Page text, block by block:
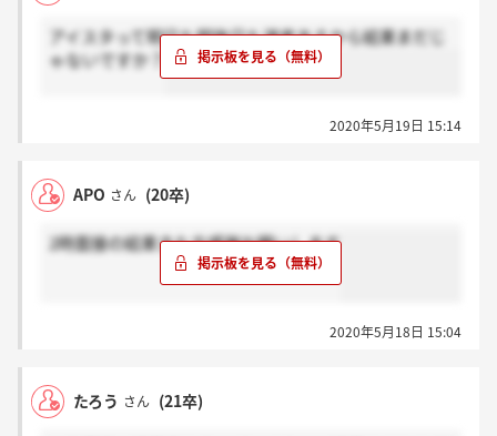
アイスタって明日も明後日も選考あるから結果まだじ
ゃないですか？
2020年5月19日 15:14
APO さん (20卒)
2時面接の結果きた方感謝お願いします
2020年5月18日 15:04
たろう さん (21卒)